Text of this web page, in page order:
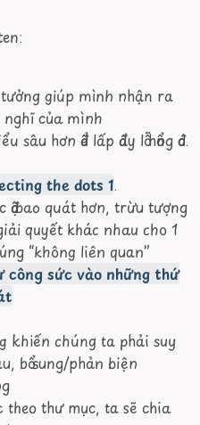
giúp mình nhận ra
nghĩ của mình
hơn để lấp đầy lỗ hổng đó.
the dots 1.
độ bao quát hơn, trừu tượng
quyết khác nhau cho 1
“không liên quan”
công sức vào những thứ
khiến chúng ta phải suy
bổ sung/phản biện
theo thư mục, ta sẽ chia